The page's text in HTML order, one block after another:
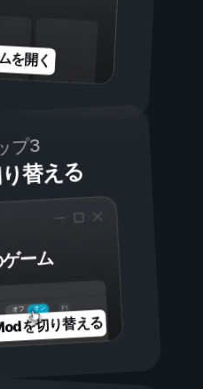
を開く
プ3
替える
ーム
オン
オフ
を切り替える